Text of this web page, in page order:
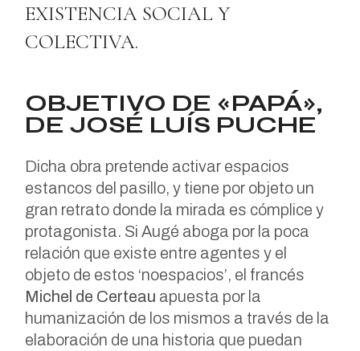
EXISTENCIA SOCIAL Y
COLECTIVA.
OBJETIVO DE «PAPÁ»,
DE JOSÉ LUÍS PUCHE
Dicha obra pretende activar espacios
estancos del pasillo, y tiene por objeto un
gran retrato donde la mirada es cómplice y
protagonista. Si Augé aboga por la poca
relación que existe entre agentes y el
objeto de estos ‘noespacios’, el francés
Michel de Certeau apuesta por la
humanización de los mismos a través de la
elaboración de una historia que puedan